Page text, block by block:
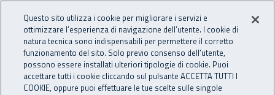
INAIL - Istituto Nazionale
Apri cerca
Navigazione principale
Questo sito utilizza i cookie per migliorare i servizi e
ottimizzare l’esperienza di navigazione dell’utente. I cookie di
natura tecnica sono indispensabili per permettere il corretto
funzionamento del sito. Solo previo consenso dell’utente,
possono essere installati ulteriori tipologie di cookie. Puoi
accettare tutti i cookie cliccando sul pulsante ACCETTA TUTTI I
COOKIE, oppure puoi effettuare le tue scelte sulle singole